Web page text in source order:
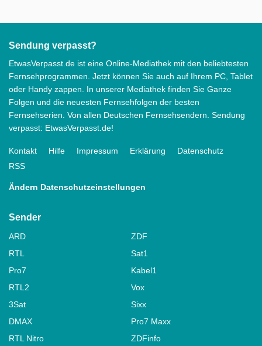
Sendung verpasst?
EtwasVerpasst.de ist eine Online-Mediathek mit den beliebtesten
Fernsehprogrammen. Jetzt können Sie auch auf Ihrem PC, Tablet
oder Handy zappen. In unserer Mediathek finden Sie Ganze
Folgen und die neuesten Fernsehfolgen der besten
Fernsehserien. Von allen Deutschen Fernsehsendern. Sendung
verpasst: EtwasVerpasst.de!
Kontakt Hilfe Impressum Erklärung
Datenschutz
RSS
Ändern Datenschutzeinstellungen
Sender
ARD
ZDF
RTL
Sat1
Pro7
Kabel1
RTL2
Vox
3Sat
Sixx
DMAX
Pro7 Maxx
RTL Nitro
ZDFinfo